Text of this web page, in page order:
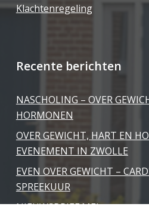
Klachtenregeling
Recente berichten
NASCHOLING – OVER
HORMONEN
OVER GEWICHT, HART EN
EVENEMENT IN ZWOLLE
EVEN OVER GEWICHT –
SPREEKUUR
NIEUWSBRIEF MEI